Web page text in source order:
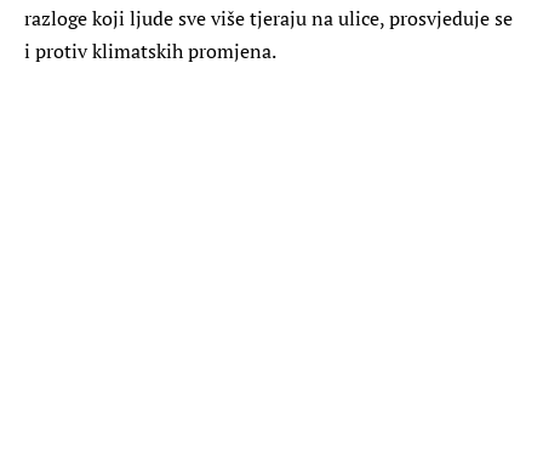
razloge koji ljude sve više tjeraju na ulice, prosvjeduje se
i protiv klimatskih promjena.